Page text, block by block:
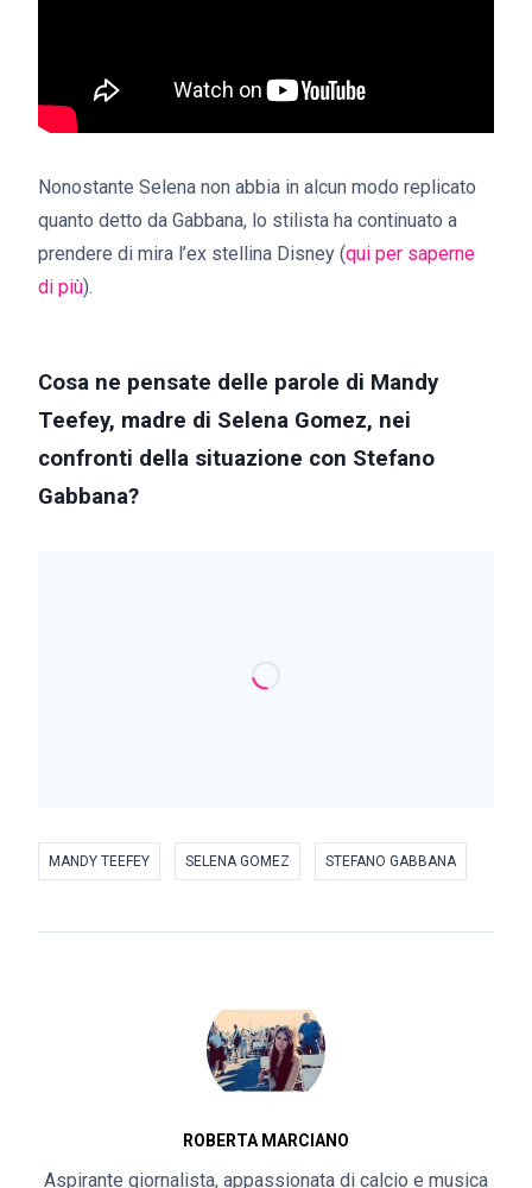
Nonostante Selena non abbia in alcun modo replicato
quanto detto da Gabbana, lo stilista ha continuato a
prendere di mira l’ex stellina Disney (qui per saperne
di più).
Cosa ne pensate delle parole di Mandy
Teefey, madre di Selena Gomez, nei
confronti della situazione con Stefano
Gabbana?
MANDY TEEFEY SELENA GOMEZ STEFANO GABBANA
ROBERTA MARCIANO
Aspirante giornalista, appassionata di calcio e musica